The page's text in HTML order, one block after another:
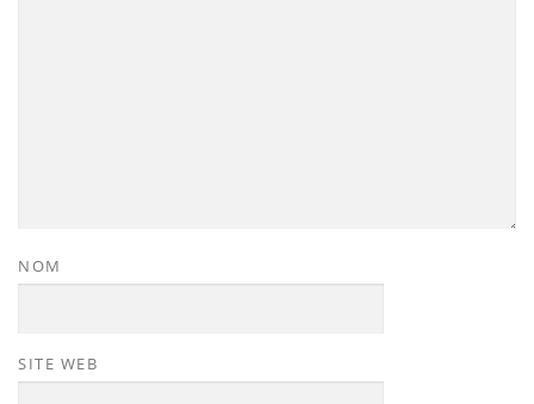
NOM
SITE WEB